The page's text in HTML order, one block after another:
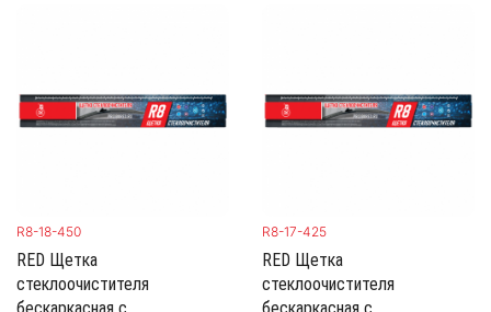
R8-18-450
RED Щетка
стеклоочистителя
R8-17-425
RED Щетка
стеклоочистителя